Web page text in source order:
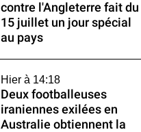
contre l'Angleterre fait du
15 juillet un jour spécial
au pays
Hier à 14:18
Deux footballeuses
iraniennes exilées en
Australie obtiennent la